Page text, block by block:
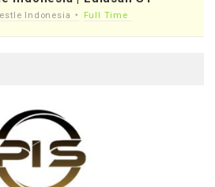
Indonesia Full Time